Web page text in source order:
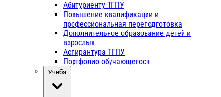
Абитуриенту ТГПУ
Повышение квалификации и
профессиональная переподготовка
Дополнительное образование детей и
взрослых
Аспирантура ТГПУ
Портфолио обучающегося
Учёба